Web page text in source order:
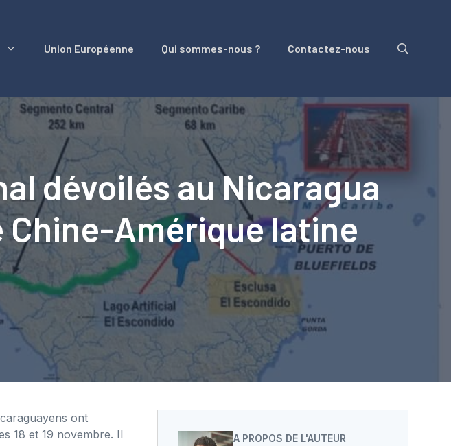
Union Européenne Qui sommes-nous ? Contactez-nous
dévoilés au Nicaragua
Amérique latine
ont
18 et 19 novembre. Il
A PROPOS DE L'AUTEUR